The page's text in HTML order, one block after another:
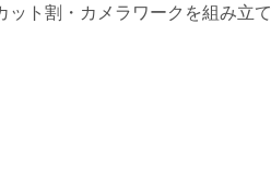
ト割・カメラワークを組み立て